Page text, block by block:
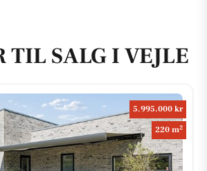
TIL SALG I VEJLE
5.995.000 kr
220 m2